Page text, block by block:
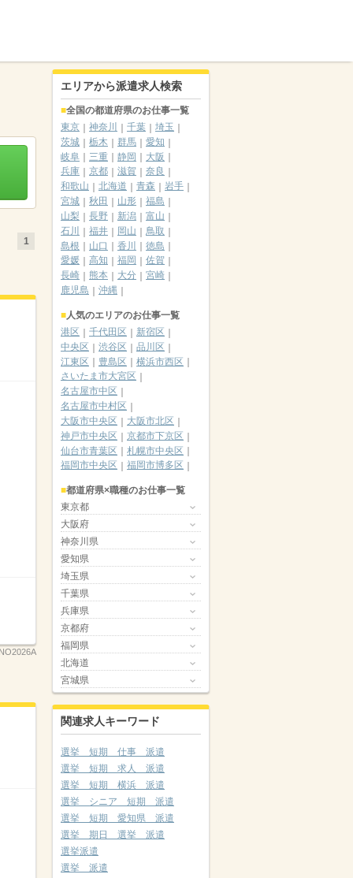
1
エリアから派遣求人検索
全国の都道府県のお仕事一覧
東京
神奈川 千葉
埼玉
茨城
栃木 群馬
愛知
岐阜
三重 静岡
大阪
兵庫
京都 滋賀
奈良
和歌山
北海道 青森
岩手
宮城
秋田 山形
福島
山梨
長野 新潟
富山
石川
福井 岡山
鳥取
島根
山口 香川
徳島
愛媛
高知 福岡
佐賀
長崎
熊本 大分
宮崎
鹿児島
沖縄
人気のエリアのお仕事一覧
港区
千代田区
新宿区
中央区
渋谷区
品川区
江東区
豊島区
横浜市西区
さいたま市大宮区
名古屋市中区
名古屋市中村区
大阪市中央区
大阪市北区
神戸市中央区
京都市下京区
仙台市青葉区
札幌市中央区
福岡市中央区
福岡市博多区
都道府県×職種のお仕事一覧
東京都
大阪府
神奈川県
愛知県
埼玉県
千葉県
兵庫県
京都府
福岡県
北海道
宮城県
関連求人キーワード
選挙 短期 仕事 派遣
選挙 短期 求人 派遣
選挙 短期 横浜 派遣
選挙 シニア 短期 派遣
選挙 短期 愛知県 派遣
選挙 期日 選挙 派遣
選挙派遣
選挙 派遣